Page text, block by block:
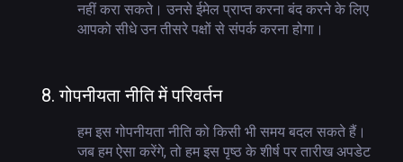
नहीं करा सकते। उनसे ईमेल प्राप्त करना बंद करने के लिए
आपको सीधे उन तीसरे पक्षों से संपर्क करना होगा।
8.गोपनीयता नीति में परिवर्तन
हम इस गोपनीयता नीति को किसी भी समय बदल सकते हैं।
जब हम ऐसा करेंगे, तो हम इस पृष्ठ के शीर्ष पर तारीख अपडेट